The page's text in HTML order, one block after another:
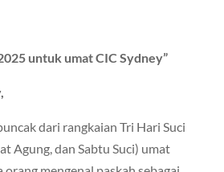
untuk umat CIC Sydney”
dari rangkaian Tri Hari Suci
Agung, dan Sabtu Suci) umat